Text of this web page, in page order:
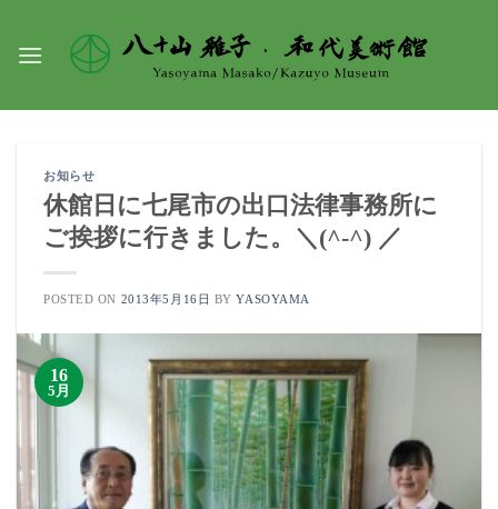
content
お知らせ
休館日に七尾市の出口法律事務所に
ご挨拶に行きました。＼(^-^) ／
POSTED ON 2013年5月16日 BYYASOYAMA
16
5月